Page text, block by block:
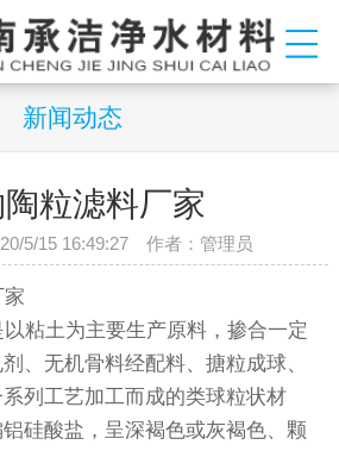
新闻动态
粒滤料厂家
5/15 16:49:27 作者：管理员
土为主要生产原料，掺合一定
、无机骨料经配料、搪粒成球、
列工艺加工而成的类球粒状材
硅酸盐，呈深褐色或灰褐色、颗